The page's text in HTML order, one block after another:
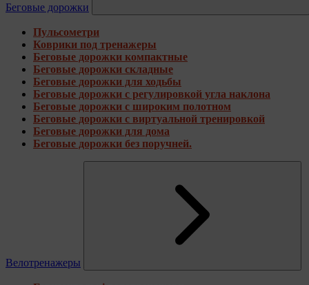
Беговые дорожки
Пульсометри
Коврики под тренажеры
Беговые дорожки компактные
Беговые дорожки складные
Беговые дорожки для ходьбы
Беговые дорожки с регулировкой угла наклона
Беговые дорожки с широким полотном
Беговые дорожки с виртуальной тренировкой
Беговые дорожки для дома
Беговые дорожки без поручней.
Велотренажеры